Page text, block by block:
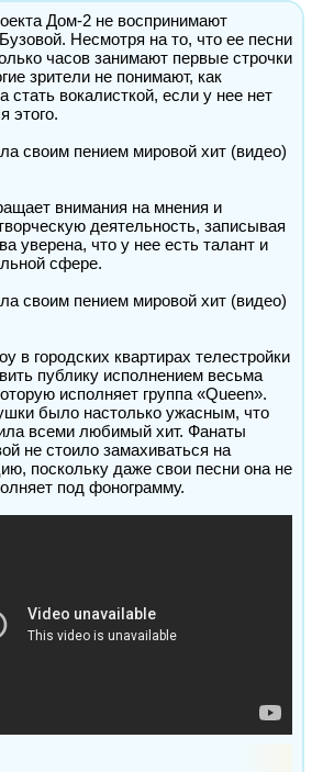
Дом-2 не воспринимают
Несмотря на то, что ее песни
часов занимают первые строчки
зрители не понимают, как
стать вокалисткой, если у нее нет
этого.
внимания на мнения и
деятельность, записывая
уверена, что у нее есть талант и
сфере.
в городских квартирах телестройки
публику исполнением весьма
исполняет группа «Queen».
было настолько ужасным, что
всеми любимый хит. Фанаты
не стоило замахиваться на
поскольку даже свои песни она не
под фонограмму.